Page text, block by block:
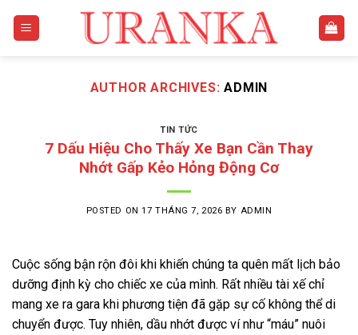
AUTHOR ARCHIVES:ADMIN
TIN TỨC
7 Dấu Hiệu Cho Thấy Xe Bạn Cần Thay
Nhớt Gấp Kẻo Hỏng Động Cơ
POSTED ON17 THÁNG 7, 2026 BY ADMIN
Cuộc sống bận rộn đôi khi khiến chúng ta quên mất lịch bảo
dưỡng định kỳ cho chiếc xe của mình. Rất nhiều tài xế chỉ
mang xe ra gara khi phương tiện đã gặp sự cố không thể di
chuyển được. Tuy nhiên, dầu nhớt được ví như “máu” nuôi